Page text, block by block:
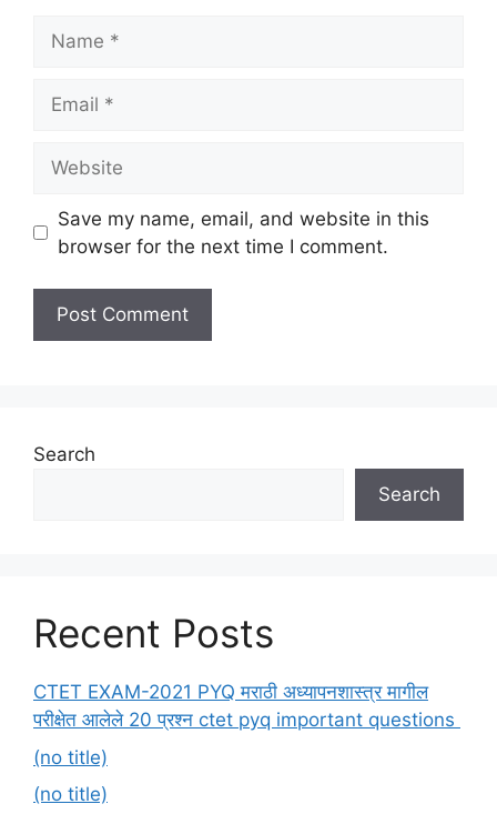
Save my name, email, and website in this
browser for the next time I comment.
Search
Search
Recent Posts
CTET EXAM-2021 PYQ मराठी अध्यापनशास्त्र मागील
परीक्षेत आलेले 20 प्रश्न ctet pyq important questions
(no title)
(no title)